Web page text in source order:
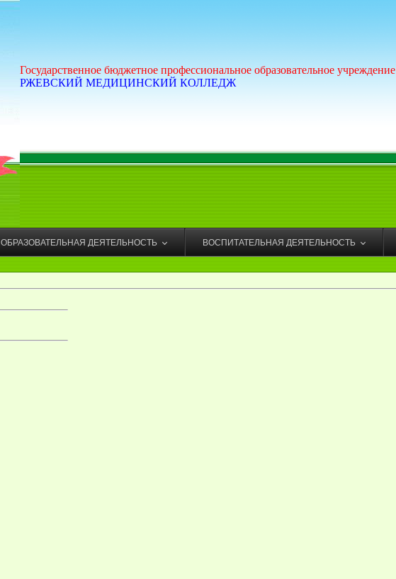
Государственное бюджетное профессиональное образовательное учреждение
РЖЕВСКИЙ МЕДИЦИНСКИЙ КОЛЛЕДЖ
ОБРАЗОВАТЕЛЬНАЯ ДЕЯТЕЛЬНОСТЬ ВОСПИТАТЕЛЬНАЯ ДЕЯТЕЛЬНОСТЬ